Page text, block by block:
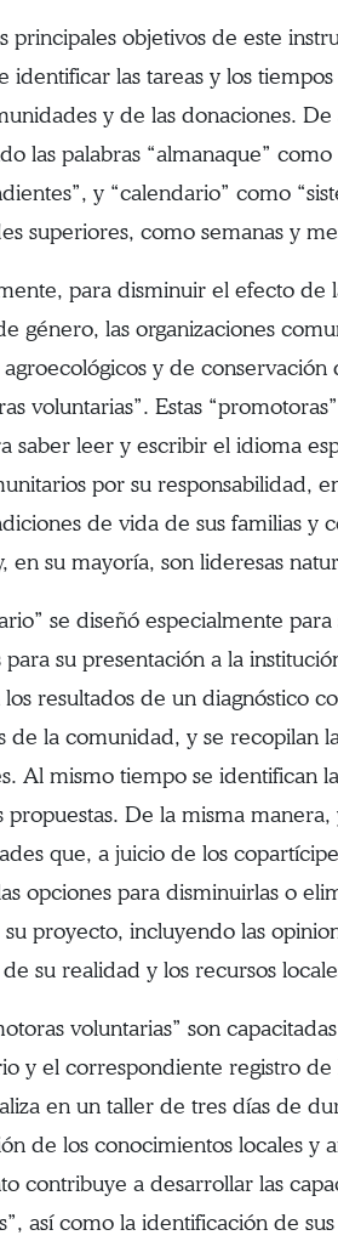
principales objetivos de este
identificar las tareas y los
y de las donaciones.
las palabras “almanaque”
y “calendario” como
superiores, como semanas y
para disminuir el efecto
género, las organizaciones
y de
voluntarias”. Estas
saber leer y escribir el idioma
por su responsabilidad,
de vida de sus familias y
en su mayoría, son lideresas
se diseñó especialmente
para su presentación a la
los resultados de un diagnóstico
de la comunidad, y se recopilan
Al mismo tiempo se identifican
propuestas. De la misma
que, a juicio de los
opciones para disminuirlas o
proyecto, incluyendo las
su realidad y los recursos
voluntarias” son
y el correspondiente registro
en un taller de tres días de
de los conocimientos locales y
contribuye a desarrollar las
así como la identificación de